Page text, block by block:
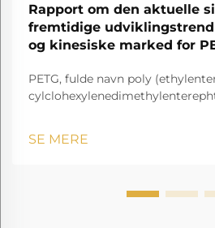
Rapport om den aktuelle
fremtidige
og kinesiske marked for
PETG, fulde navn poly
SE MERE